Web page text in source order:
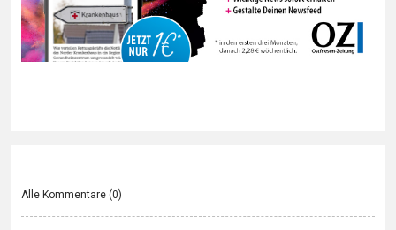
Alle Kommentare (0)